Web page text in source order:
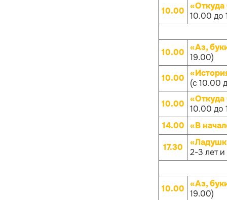
10.00 10.00 до
10.00 «Аз,
19.00)
10.00
(с 10.00
10.00 10.00 до
14.00 «В
17.30
2-3 лет
10.00 «Аз,
19.00)